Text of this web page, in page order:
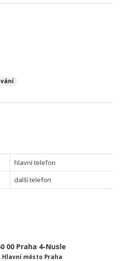
hlavní telefon
další telefon
00 Praha 4-Nusle
město Praha